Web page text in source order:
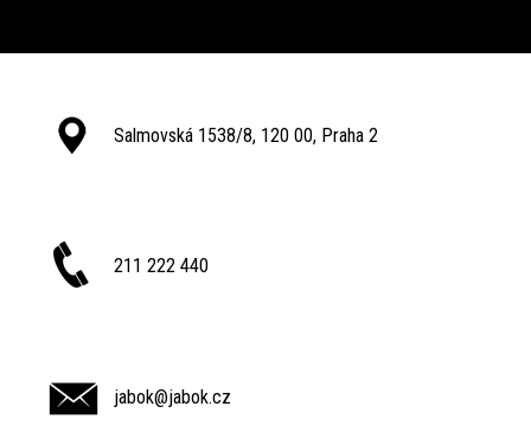
Salmovská 1538/8, 120 00, Praha 2
211 222 440
jabok@jabok.cz